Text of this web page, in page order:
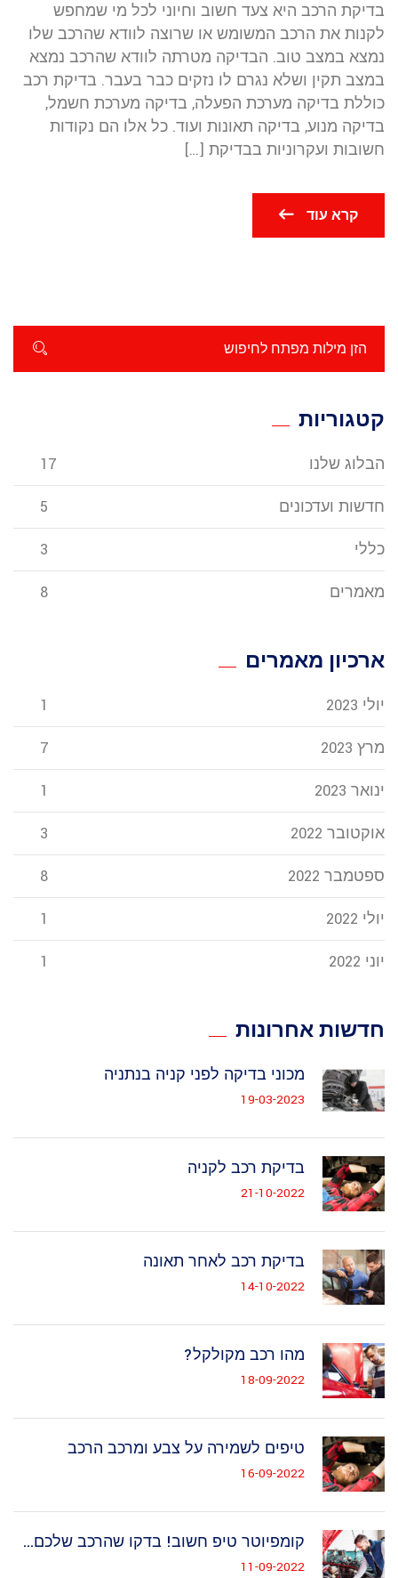
בדיקת הרכב היא צעד חשוב וחיוני לכל מי שמחפש
לקנות את הרכב המשומש או שרוצה לוודא שהרכב שלו
נמצא במצב טוב. הבדיקה מטרתה לוודא שהרכב נמצא
במצב תקין ושלא נגרם לו נזקים כבר בעבר. בדיקת רכב
כוללת בדיקה מערכת הפעלה, בדיקה מערכת חשמל,
בדיקה מנוע, בדיקה תאונות ועוד. כל אלו הם נקודות
חשובות ועקרוניות בבדיקת […]
קרא עוד
קטגוריות
הבלוג שלנו 17
חדשות ועדכונים 5
כללי 3
מאמרים 8
ארכיון מאמרים
יולי 2023 1
מרץ 2023 7
ינואר 2023 1
אוקטובר 2022 3
ספטמבר 2022 8
יולי 2022 1
יוני 2022 1
חדשות אחרונות
מכוני בדיקה לפני קניה בנתניה
19-03-2023
בדיקת רכב לקניה
21-10-2022
בדיקת רכב לאחר תאונה
14-10-2022
מהו רכב מקולקל?
18-09-2022
טיפים לשמירה על צבע ומרכב הרכב
16-09-2022
קומפיוטר טיפ חשוב! בדקו שהרכב שלכם...
11-09-2022